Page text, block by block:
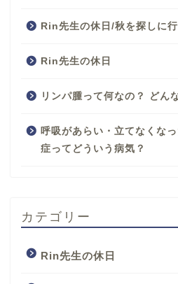
Rin先生の休日/秋を探しに
Rin先生の休日
リンパ腫って何なの？ どん
呼吸があらい・立てなくな
症ってどういう病気？
カテゴリー
Rin先生の休日